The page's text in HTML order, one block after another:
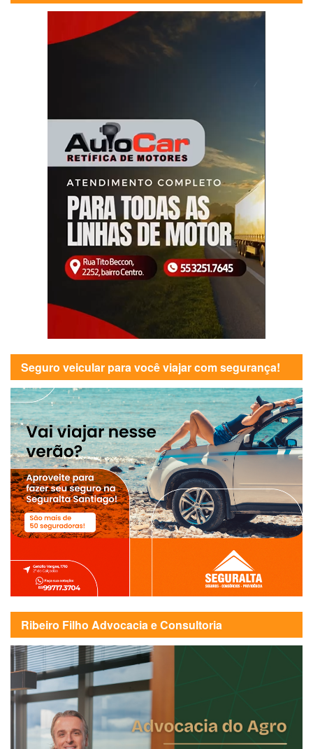
Seguro veicular para você viajar com segurança!
Ribeiro Filho Advocacia e Consultoria